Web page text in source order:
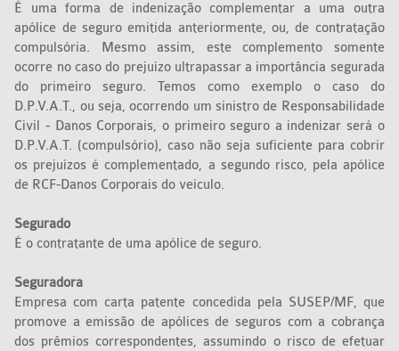
É uma forma de indenização complementar a uma outra
apólice de seguro emitida anteriormente, ou, de contratação
compulsória. Mesmo assim, este complemento somente
ocorre no caso do prejuízo ultrapassar a importância segurada
do primeiro seguro. Temos como exemplo o caso do
D.P.V.A.T., ou seja, ocorrendo um sinistro de Responsabilidade
Civil - Danos Corporais, o primeiro seguro a indenizar será o
D.P.V.A.T. (compulsório), caso não seja suficiente para cobrir
os prejuízos é complementado, a segundo risco, pela apólice
de RCF-Danos Corporais do veículo.
Segurado
É o contratante de uma apólice de seguro.
Seguradora
Empresa com carta patente concedida pela SUSEP/MF, que
promove a emissão de apólices de seguros com a cobrança
dos prêmios correspondentes, assumindo o risco de efetuar